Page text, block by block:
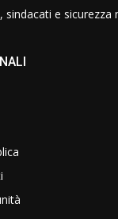
sindacati e sicurezza